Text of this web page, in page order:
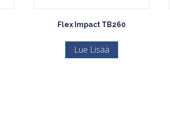
Flex Impact TB260
Lue Lisää